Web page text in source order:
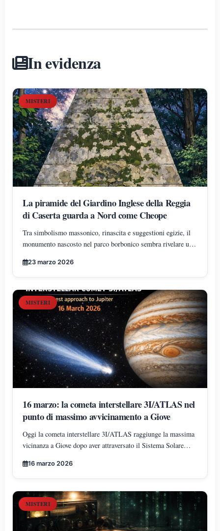
In evidenza
MISTERI
La piramide del Giardino Inglese della Reggia
di Caserta guarda a Nord come Cheope
Tra simbolismo massonico, rinascita e suggestioni egizie, il
monumento nascosto nel parco borbonico sembra rivelare una
sintonia ideale con la Grande Piramide
23 marzo 2026
MISTERI
16 marzo: la cometa interstellare 3I/ATLAS nel
punto di massimo avvicinamento a Giove
Oggi la cometa interstellare 3I/ATLAS raggiunge la massima
vicinanza a Giove dopo aver attraversato il Sistema Solare
la regione dell’orbita terrestre vicino al solstizio d’inverno.
16 marzo 2026
MISTERI